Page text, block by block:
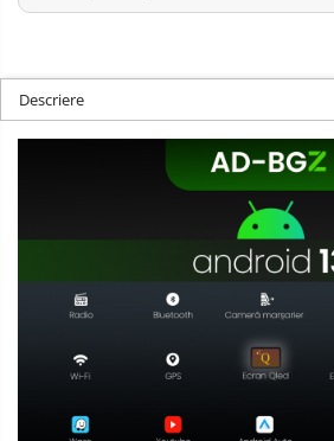
Descriere